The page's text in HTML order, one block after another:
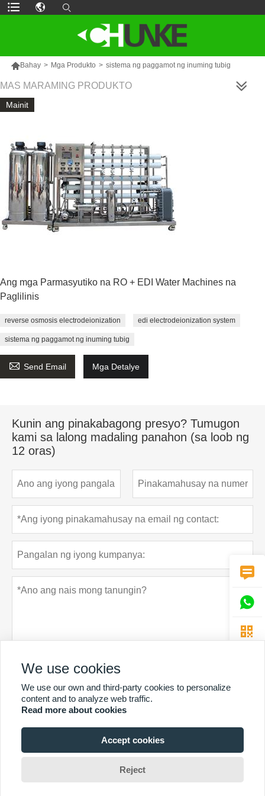
Bahay > Mga Produkto > sistema ng paggamot ng inuming tubig
MAS MARAMING PRODUKTO
Mainit
Ang mga Parmasyutiko na RO + EDI Water Machines na
Paglilinis
reverse osmosis electrodeionization edi electrodeionization system
sistema ng paggamot ng inuming tubig
 Send Email Mga Detalye
Kunin ang pinakabagong presyo? Tumugon
kami sa lalong madaling panahon (sa loob ng
12 oras)
Ipasa Patakaran sa privacy
MAS MARAMING SERBISYO
Copyright Ni © Guangzhou Chunke Environmental Technology Co.



We use cookies
We use our own and third-party cookies to personalize
content and to analyze web traffic.
Read more about cookies
Accept cookies
Reject